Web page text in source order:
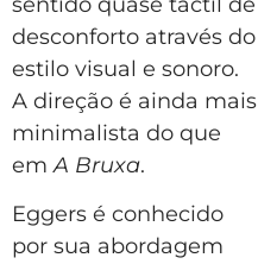
desconforto através do
estilo visual e sonoro.
A direção é ainda mais
minimalista do que
emA Bruxa.
Eggers é conhecido
por sua abordagem